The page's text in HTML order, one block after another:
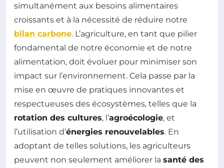
simultanément aux besoins alimentaires
croissants et à la nécessité de réduire notre
bilan carbone. L’agriculture, en tant que pilier
fondamental de notre économie et de notre
alimentation, doit évoluer pour minimiser son
impact sur l’environnement. Cela passe par la
mise en œuvre de pratiques innovantes et
respectueuses des écosystèmes, telles que la
rotation des cultures, l’agroécologie, et
l’utilisation d’énergies renouvelables. En
adoptant de telles solutions, les agriculteurs
peuvent non seulement améliorer la santé des